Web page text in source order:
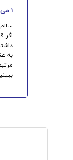
1 می 2021
اگر
به